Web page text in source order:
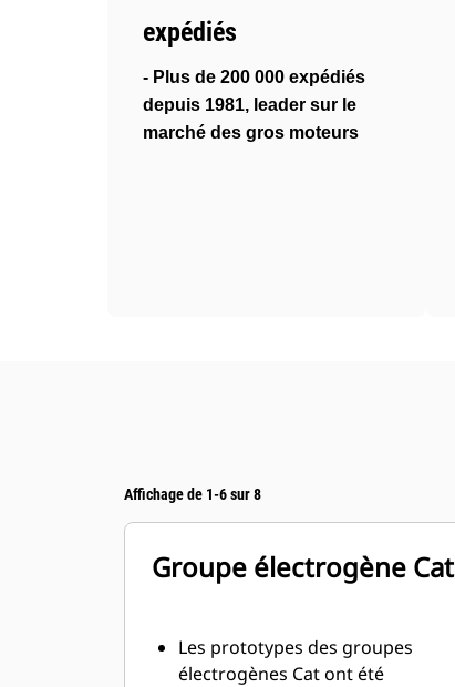
expédiés
- Plus de 200 000 expédiés
depuis 1981, leader sur le
marché des gros moteurs
Affichage de 1-6 sur 8
Groupe électrogène Cat
Les prototypes des groupes
électrogènes Cat ont été